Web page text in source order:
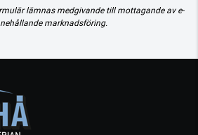
lämnas medgivande till mottagande av e-
marknadsföring.